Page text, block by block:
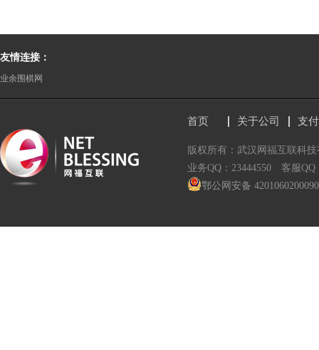
友情连接：
业余围棋网
首页 关于公司 支
版权所有：武汉网福互联科
业务QQ：23444550 客服
鄂公网安备